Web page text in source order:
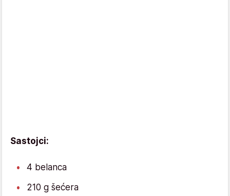
Sastojci:
4 belanca
210 g šećera